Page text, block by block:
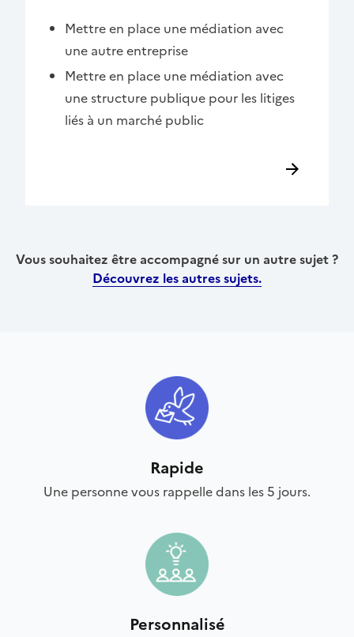
Mettre en place une médiation avec
une autre entreprise
Mettre en place une médiation avec
une structure publique pour les litiges
liés à un marché public
Vous souhaitez être accompagné sur un autre sujet ?
Découvrez les autres sujets.
Rapide
Une personne vous rappelle dans les 5 jours.
Personnalisé